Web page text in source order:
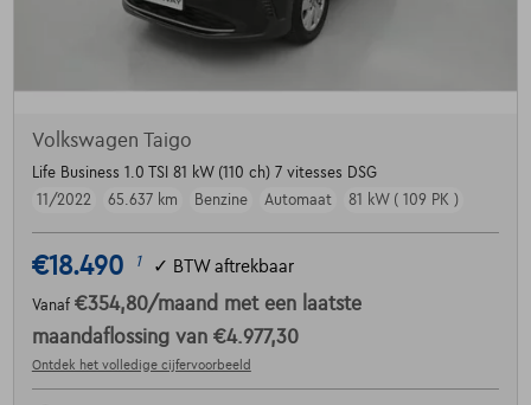
Volkswagen Taigo
Life Business 1.0 TSI 81 kW (110 ch) 7 vitesses DSG
11/2022
65.637 km Benzine Automaat 81 kW ( 109 PK )
€18.490 1 ✓ BTW aftrekbaar
Vanaf €354,80/maand met een laatste
maandaflossing van €4.977,30
Ontdek het volledige cijfervoorbeeld